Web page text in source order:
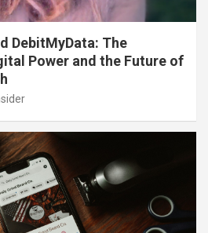
DebitMyData: The
Power and the Future of